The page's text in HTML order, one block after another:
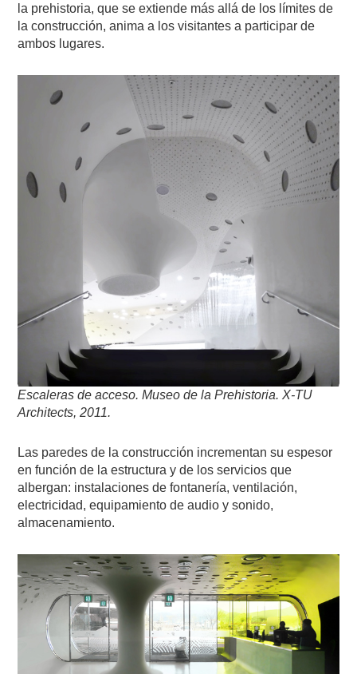
la prehistoria, que se extiende más allá de los límites de
la construcción, anima a los visitantes a participar de
ambos lugares.
Escaleras de acceso. Museo de la Prehistoria. X-TU
Architects, 2011.
Las paredes de la construcción incrementan su espesor
en función de la estructura y de los servicios que
albergan: instalaciones de fontanería, ventilación,
electricidad, equipamiento de audio y sonido,
almacenamiento.